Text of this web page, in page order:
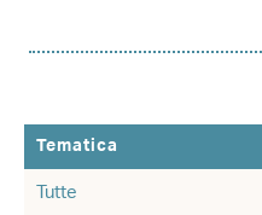
Tematica